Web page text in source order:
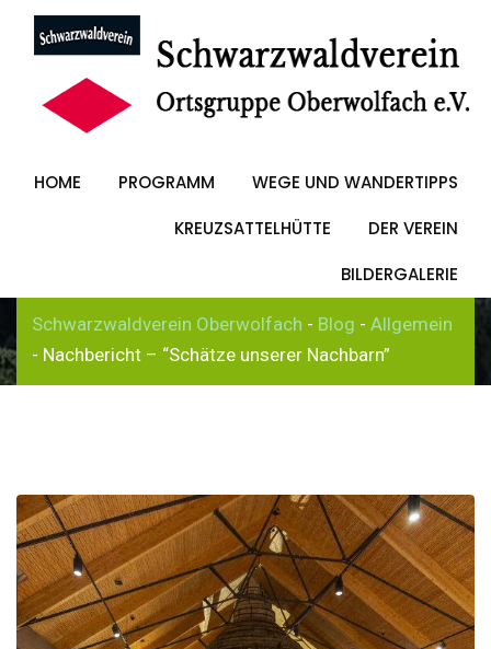
HOME PROGRAMM
WEGE UND WANDERTIPPS
KREUZSATTELHÜTTE
DER VEREIN
BILDERGALERIE
Nachbericht –
“Schätze unserer
Nachbarn”
Schwarzwaldverein Oberwolfach - Blog - Allgemein
- Nachbericht – “Schätze unserer Nachbarn”